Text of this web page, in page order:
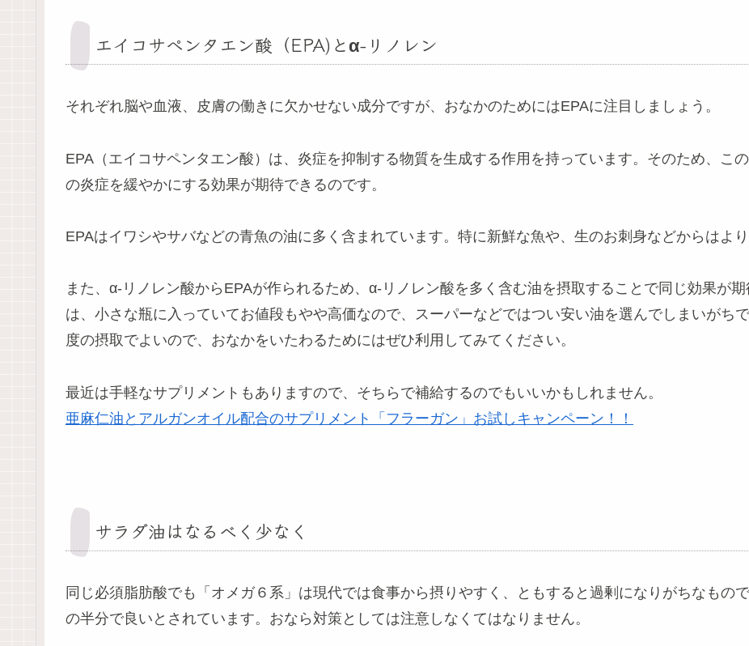
エイコサペンタエン酸（EPA)とα-リノレン
それぞれ脳や血液、皮膚の働きに欠かせない成分ですが、おなかのためにはEPAに注目しましょう。
EPA（エイコサペンタエン酸）は、炎症を抑制する物質を生成する作用を持っています。そのため、こ
の炎症を緩やかにする効果が期待できるのです。
EPAはイワシやサバなどの青魚の油に多く含まれています。特に新鮮な魚や、生のお刺身などからはよ
また、α-リノレン酸からEPAが作られるため、α-リノレン酸を多く含む油を摂取することで同じ効果が
は、小さな瓶に入っていてお値段もやや高価なので、スーパーなどではつい安い油を選んでしまいがち
度の摂取でよいので、おなかをいたわるためにはぜひ利用してみてください。
最近は手軽なサプリメントもありますので、そちらで補給するのでもいいかもしれません。
亜麻仁油とアルガンオイル配合のサプリメント「フラーガン」お試しキャンペーン！！
サラダ油はなるべく少なく
同じ必須脂肪酸でも「オメガ６系」は現代では食事から摂りやすく、ともすると過剰になりがちなもの
の半分で良いとされています。おなら対策としては注意しなくてはなりません。